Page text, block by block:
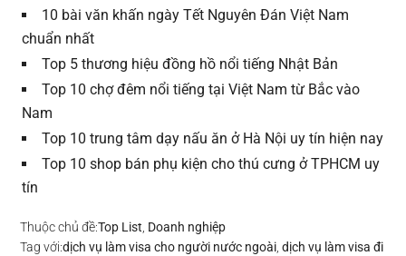
10 bài văn khấn ngày Tết Nguyên Đán Việt Nam
chuẩn nhất
Top 5 thương hiệu đồng hồ nổi tiếng Nhật Bản
Top 10 chợ đêm nổi tiếng tại Việt Nam từ Bắc vào
Nam
Top 10 trung tâm dạy nấu ăn ở Hà Nội uy tín hiện nay
Top 10 shop bán phụ kiện cho thú cưng ở TPHCM uy
tín
Thuộc chủ đề:Top List Doanh nghiệp
Tag với:dịch vụ làm visa cho người nước ngoài ,dịch vụ làm visa đi